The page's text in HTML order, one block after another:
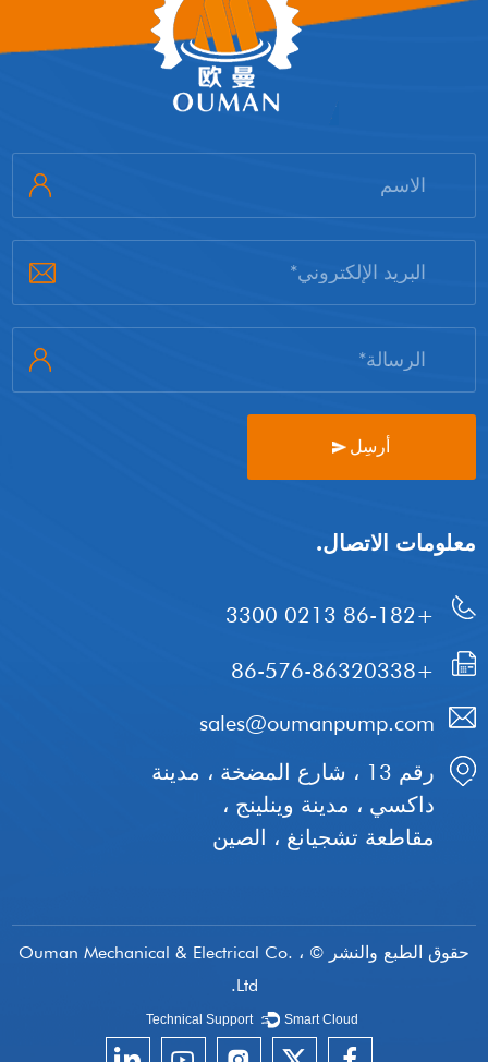
أرسِل
معلومات الاتصال.
+86-182 0213 3300
+86-576-86320338
sales@oumanpump.com
رقم 13 ، شارع المضخة ، مدينة
داكسي ، مدينة وينلينج ،
مقاطعة تشجيانغ ، الصين
حقوق الطبع والنشر © Ouman Mechanical & Electrical Co. ،
Ltd.
Technical Support ： Smart Cloud